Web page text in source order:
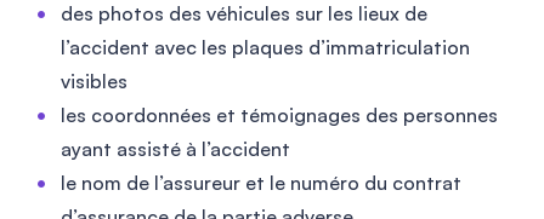
des photos des véhicules sur les lieux de
l’accident avec les plaques d’immatriculation
visibles
les coordonnées et témoignages des personnes
ayant assisté à l’accident
le nom de l’assureur et le numéro du contrat